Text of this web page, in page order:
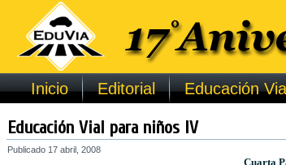
Inicio Editorial Educación
Educación Vial para niños IV
Publicado 17 abril, 2008
Cuarta